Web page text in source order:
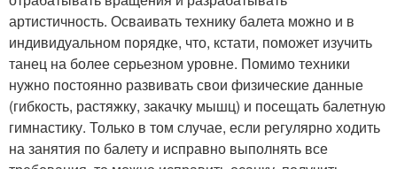
артистичность. Осваивать технику балета можно и в
индивидуальном порядке, что, кстати, поможет изучить
танец на более серьезном уровне. Помимо техники
нужно постоянно развивать свои физические данные
(гибкость, растяжку, закачку мышц) и посещать балетную
гимнастику. Только в том случае, если регулярно ходить
на занятия по балету и исправно выполнять все